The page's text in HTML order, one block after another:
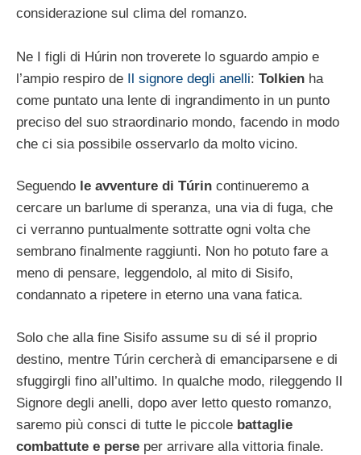
considerazione sul clima del romanzo.
Ne I figli di Húrin non troverete lo sguardo ampio e
l’ampio respiro de Il signore degli anelli: Tolkien ha
come puntato una lente di ingrandimento in un punto
preciso del suo straordinario mondo, facendo in modo
che ci sia possibile osservarlo da molto vicino.
Seguendo le avventure di Túrin continueremo a
cercare un barlume di speranza, una via di fuga, che
ci verranno puntualmente sottratte ogni volta che
sembrano finalmente raggiunti. Non ho potuto fare a
meno di pensare, leggendolo, al mito di Sisifo,
condannato a ripetere in eterno una vana fatica.
Solo che alla fine Sisifo assume su di sé il proprio
destino, mentre Túrin cercherà di emanciparsene e di
sfuggirgli fino all’ultimo. In qualche modo, rileggendo Il
Signore degli anelli, dopo aver letto questo romanzo,
saremo più consci di tutte le piccole battaglie
combattute e perse per arrivare alla vittoria finale.